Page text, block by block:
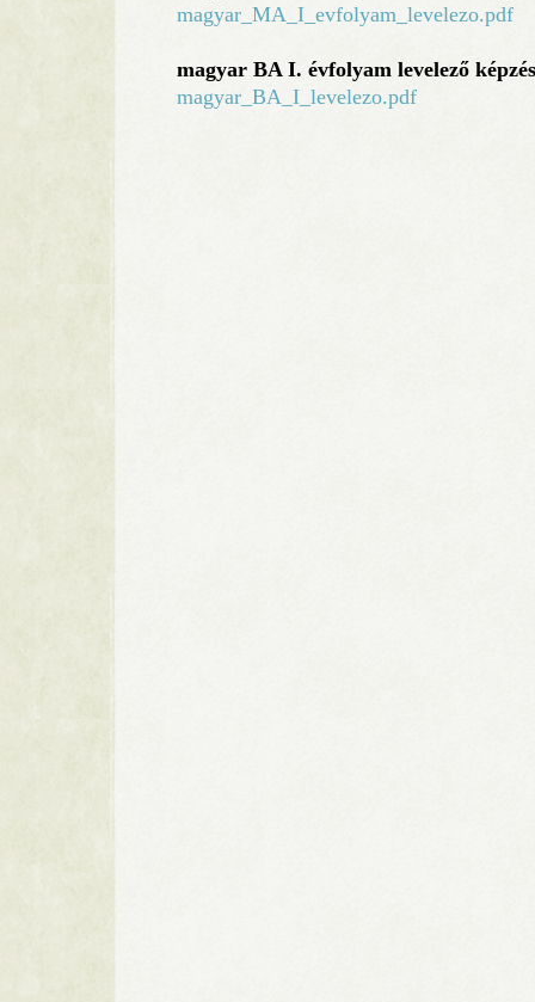
magyar_MA_I_evfolyam_levelezo.pdf
magyar BA I. évfolyam levelező
magyar_BA_I_levelezo.pdf